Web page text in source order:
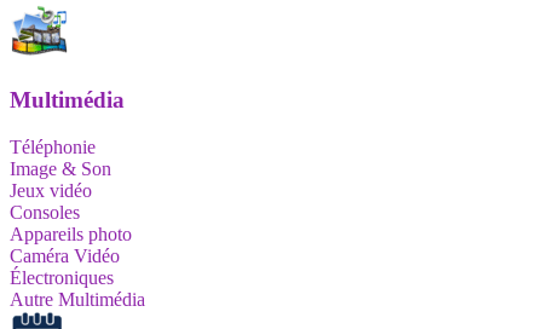
Multimédia
Téléphonie
Image & Son
Jeux vidéo
Consoles
Appareils photo
Caméra Vidéo
Électroniques
Autre Multimédia